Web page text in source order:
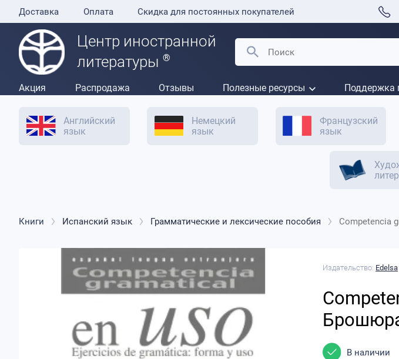
Доставка Оплата Скидка для постоянных покупателей
Центр иностранной
литературы ®
Акция Распродажа Отзывы Полезные ресурсы Поддержка
Английский
язык
Немецкий
язык
Французский
язык
Книги Испанский язык Грамматические и лексические пособия Competencia
Издательство: Edelsa
В наличии